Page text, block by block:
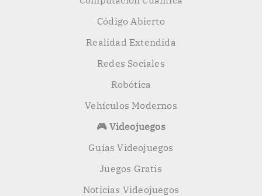
Código Abierto
Realidad Extendida
Redes Sociales
Robótica
Vehículos Modernos
🎮 Videojuegos
Guías Videojuegos
Juegos Gratis
Noticias Videojuegos